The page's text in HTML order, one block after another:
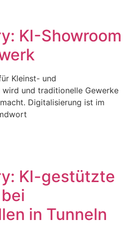
KI-Showroom
Kleinst- und
und traditionelle Gewerke
Digitalisierung ist im
KI-gestützte
in Tunneln